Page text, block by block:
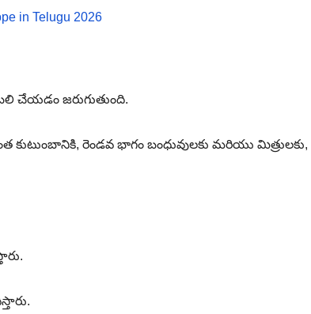
in Telugu 2026
చేయడం జరుగుతుంది.
రెండవ భాగం బంధువులకు మరియు మిత్రులకు,